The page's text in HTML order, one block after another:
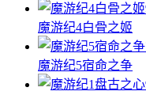
魔游纪4白骨之姬
魔游纪5宿命之争